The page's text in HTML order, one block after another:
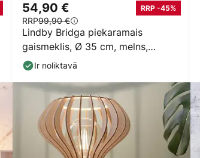
Lindby Bridga piekaramais
gaismeklis, Ø 35 cm, melns,
bambuss
54,90 € RRP -45%
RRP99,90 €
Ir noliktavā